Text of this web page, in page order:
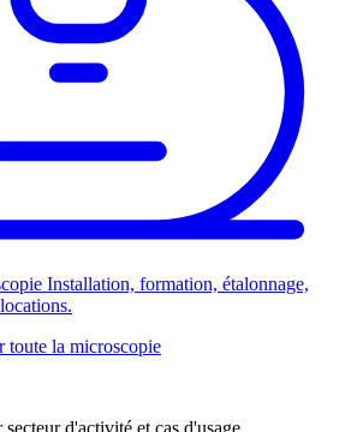
Installation, formation, étalonnage,
toute la microscopie
d'activité et cas d'usage.